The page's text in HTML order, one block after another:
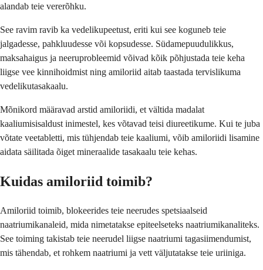
alandab teie vererõhku.
See ravim ravib ka vedelikupeetust, eriti kui see koguneb teie
jalgadesse, pahkluudesse või kopsudesse. Südamepuudulikkus,
maksahaigus ja neeruprobleemid võivad kõik põhjustada teie keha
liigse vee kinnihoidmist ning amiloriid aitab taastada tervislikuma
vedelikutasakaalu.
Mõnikord määravad arstid amiloriidi, et vältida madalat
kaaliumisisaldust inimestel, kes võtavad teisi diureetikume. Kui te juba
võtate veetabletti, mis tühjendab teie kaaliumi, võib amiloriidi lisamine
aidata säilitada õiget mineraalide tasakaalu teie kehas.
Kuidas amiloriid toimib?
Amiloriid toimib, blokeerides teie neerudes spetsiaalseid
naatriumikanaleid, mida nimetatakse epiteelseteks naatriumikanaliteks.
See toiming takistab teie neerudel liigse naatriumi tagasiimendumist,
mis tähendab, et rohkem naatriumi ja vett väljutatakse teie uriiniga.